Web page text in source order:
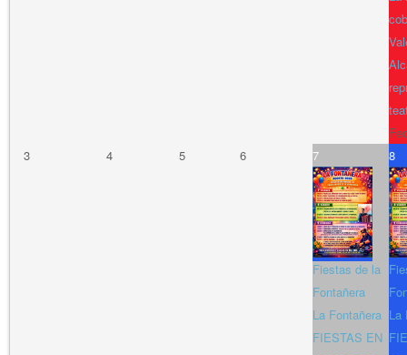
3
4 5 6 7
Fiestas de la
Fontañera
La Fontañera
FIESTAS EN
8
La